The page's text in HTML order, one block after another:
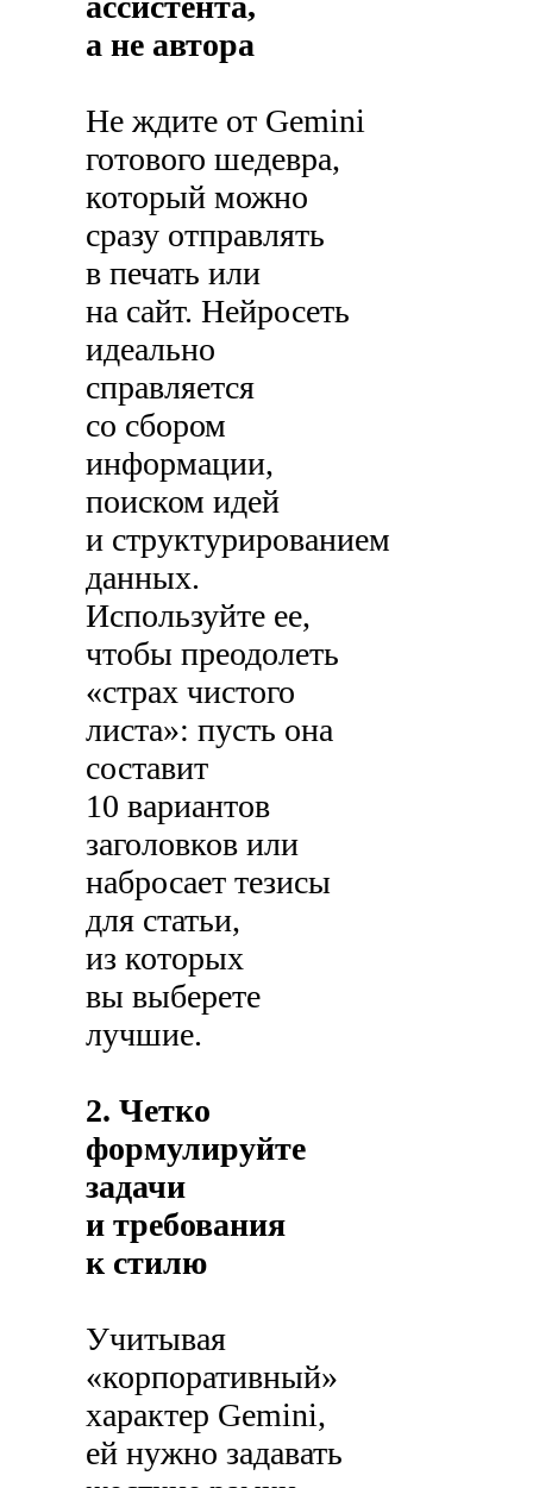
а не автора
Не ждите от Gemini
готового шедевра,
который можно
сразу отправлять
в печать или
на сайт. Нейросеть
идеально
справляется
со сбором
информации,
поиском идей
и структурированием
данных.
Используйте ее,
чтобы преодолеть
«страх чистого
листа»: пусть она
составит
10 вариантов
заголовков или
набросает тезисы
для статьи,
из которых
вы выберете
лучшие.
2. Четко
формулируйте
задачи
и требования
к стилю
Учитывая
«корпоративный»
характер Gemini,
ей нужно задавать